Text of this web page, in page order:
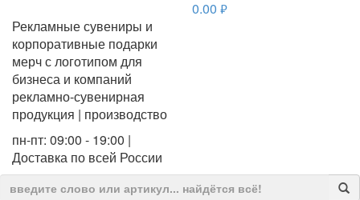
Рекламные сувениры и
корпоративные подарки
мерч с логотипом для
бизнеса и компаний
рекламно-сувенирная
продукция | производство
пн-пт: 09:00 - 19:00 |
Доставка по всей России
0.00 руб.